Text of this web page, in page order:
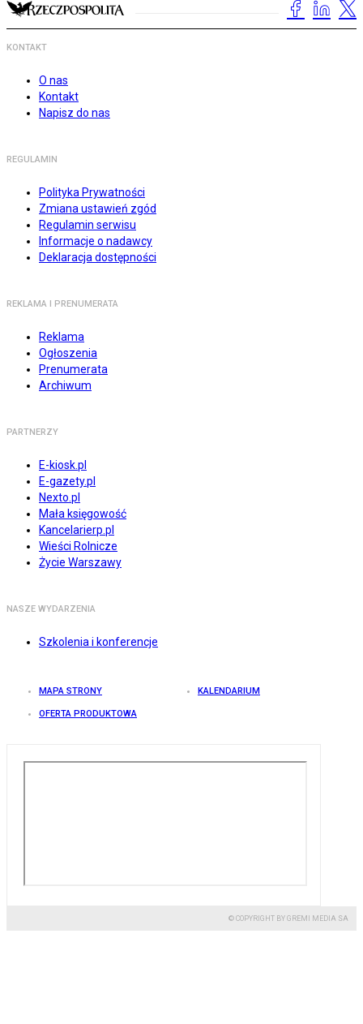
KONTAKT
O nas
Kontakt
Napisz do nas
REGULAMIN
Polityka Prywatności
Zmiana ustawień zgód
Regulamin serwisu
Informacje o nadawcy
Deklaracja dostępności
REKLAMA I PRENUMERATA
Reklama
Ogłoszenia
Prenumerata
Archiwum
PARTNERZY
E-kiosk.pl
E-gazety.pl
Nexto.pl
Mała księgowość
Kancelarierp.pl
Wieści Rolnicze
Życie Warszawy
NASZE WYDARZENIA
Szkolenia i konferencje
MAPA STRONY KALENDARIUM
OFERTA PRODUKTOWA
© COPYRIGHT BY GREMI MEDIA SA